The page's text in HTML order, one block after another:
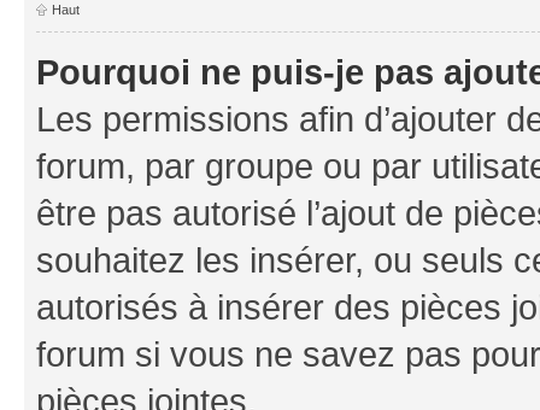
Haut
Pourquoi ne puis-je pas
Les permissions afin d’ajouter
forum, par groupe ou par
être pas autorisé l’ajout de
souhaitez les insérer, ou seuls
autorisés à insérer des pièces
forum si vous ne savez pas
pièces jointes.